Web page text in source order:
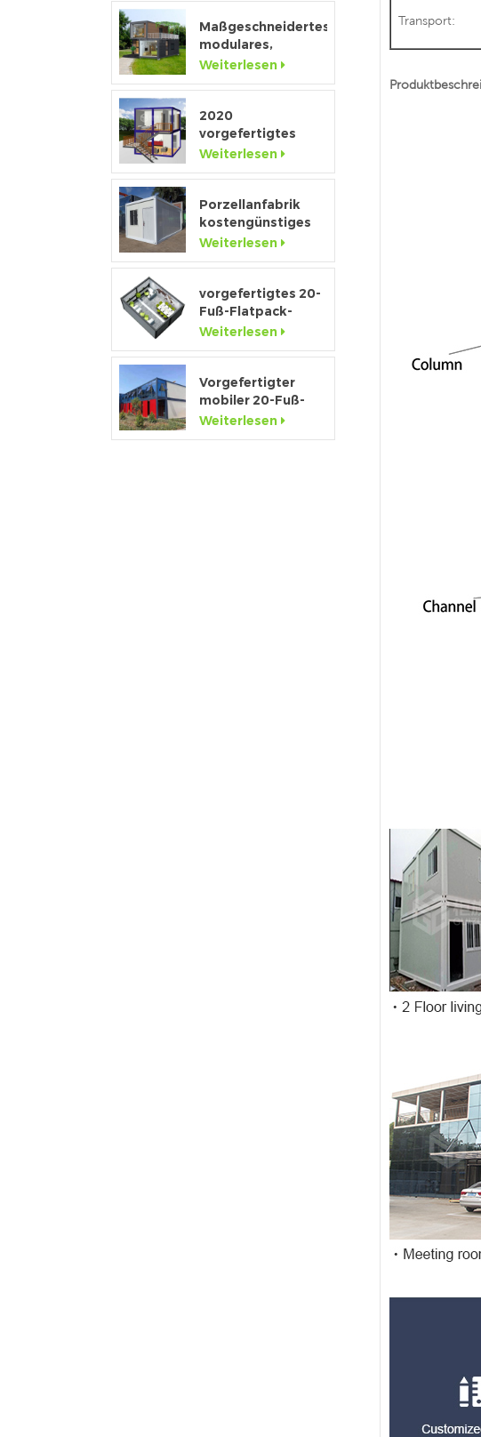
Maßgeschneidertes,
modulares,
tragbares High-
End-Fenster in
Weiterlesen
2020
vorgefertigtes
Luxus-Flatpack-
Containerhaus mit
Weiterlesen
Porzellanfabrik
kostengünstiges
abnehmbares
Containerhaus zu
Weiterlesen
vorgefertigtes 20-
Fuß-Flatpack-
Containerbüro für
Baustellen
Weiterlesen
Vorgefertigter
mobiler 20-Fuß-
Containerhaus-
Showroom mit
Weiterlesen
Transport: